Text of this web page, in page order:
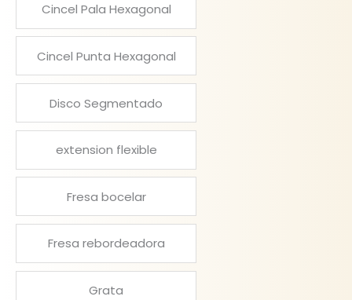
Cincel Pala Hexagonal
Cincel Punta Hexagonal
Disco Segmentado
extension flexible
Fresa bocelar
Fresa rebordeadora
Grata